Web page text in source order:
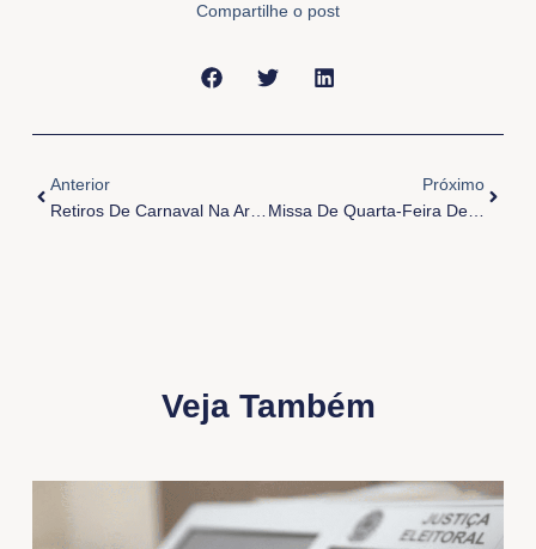
Compartilhe o post
Anterior
Retiros De Carnaval Na Arquidiocese De Belém
Próximo
Missa De Quarta-Feira De Cinzas
Veja Também